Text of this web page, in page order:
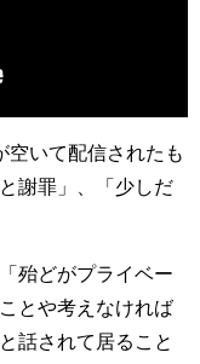
空いて配信されたも
謝罪」、「少しだ
殆どがプライベー
とや考えなければ
話されて居ること